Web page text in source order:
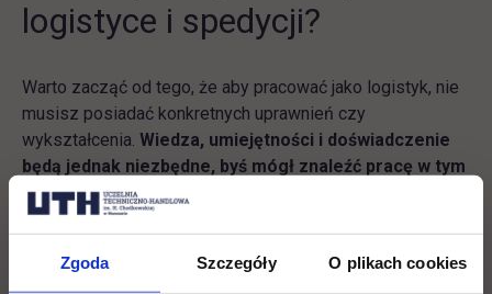
Zgoda Szczegóły O plikach cookies
logistyce i spedycji?
Warto zacząć od tego, że aby pracować jako logistyk, nie
musisz posiadać konkretnych uprawnień czy
wykształcenia. Wiedza, umiejętności i doświadczenie
będą jednak niezbędne, byś mógł znaleźć pracę w tym
zawodzie. Podstawą rozwoju kariery zawodowej musi
być więc właściwa edukacja.
Osoby zainteresowane pracą w sektorze TSL mogą na